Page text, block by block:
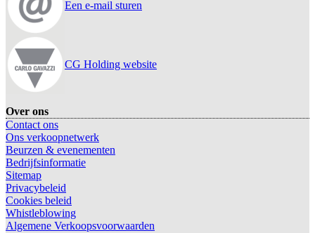
Een e-mail sturen
CG Holding website
Over ons
Contact ons
Ons verkoopnetwerk
Beurzen & evenementen
Bedrijfsinformatie
Sitemap
Privacybeleid
Cookies beleid
Whistleblowing
Algemene Verkoopsvoorwaarden